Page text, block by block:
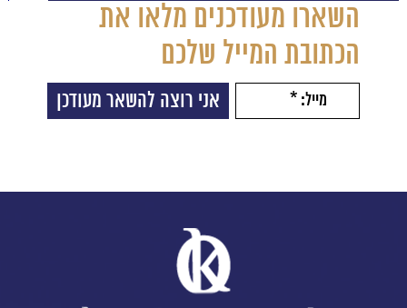
השארו מעודכנים מלאו את
הכתובת המייל שלכם